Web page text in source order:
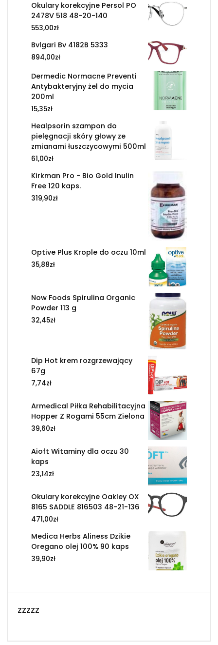
Okulary korekcyjne Persol PO
2478V 518 48-20-140
553,00zł
Bvlgari Bv 4182B 5333
894,00zł
Dermedic Normacne Preventi
Antybakteryjny żel do mycia
200ml
15,35zł
Healpsorin szampon do
pielęgnacji skóry głowy ze
zmianami łuszczycowymi 500ml
61,00zł
Kirkman Pro - Bio Gold Inulin
Free 120 kaps.
319,90zł
Optive Plus Krople do oczu 10ml
35,88zł
Now Foods Spirulina Organic
Powder 113 g
32,45zł
Dip Hot krem rozgrzewający
67g
7,74zł
Armedical Piłka Rehabilitacyjna
Hopper Z Rogami 55cm Zielona
39,60zł
Aioft Witaminy dla oczu 30
kaps
23,14zł
Okulary korekcyjne Oakley OX
8165 SADDLE 816503 48-21-136
471,00zł
Medica Herbs Aliness Dzikie
Oregano olej 100% 90 kaps
39,90zł
zzzzz